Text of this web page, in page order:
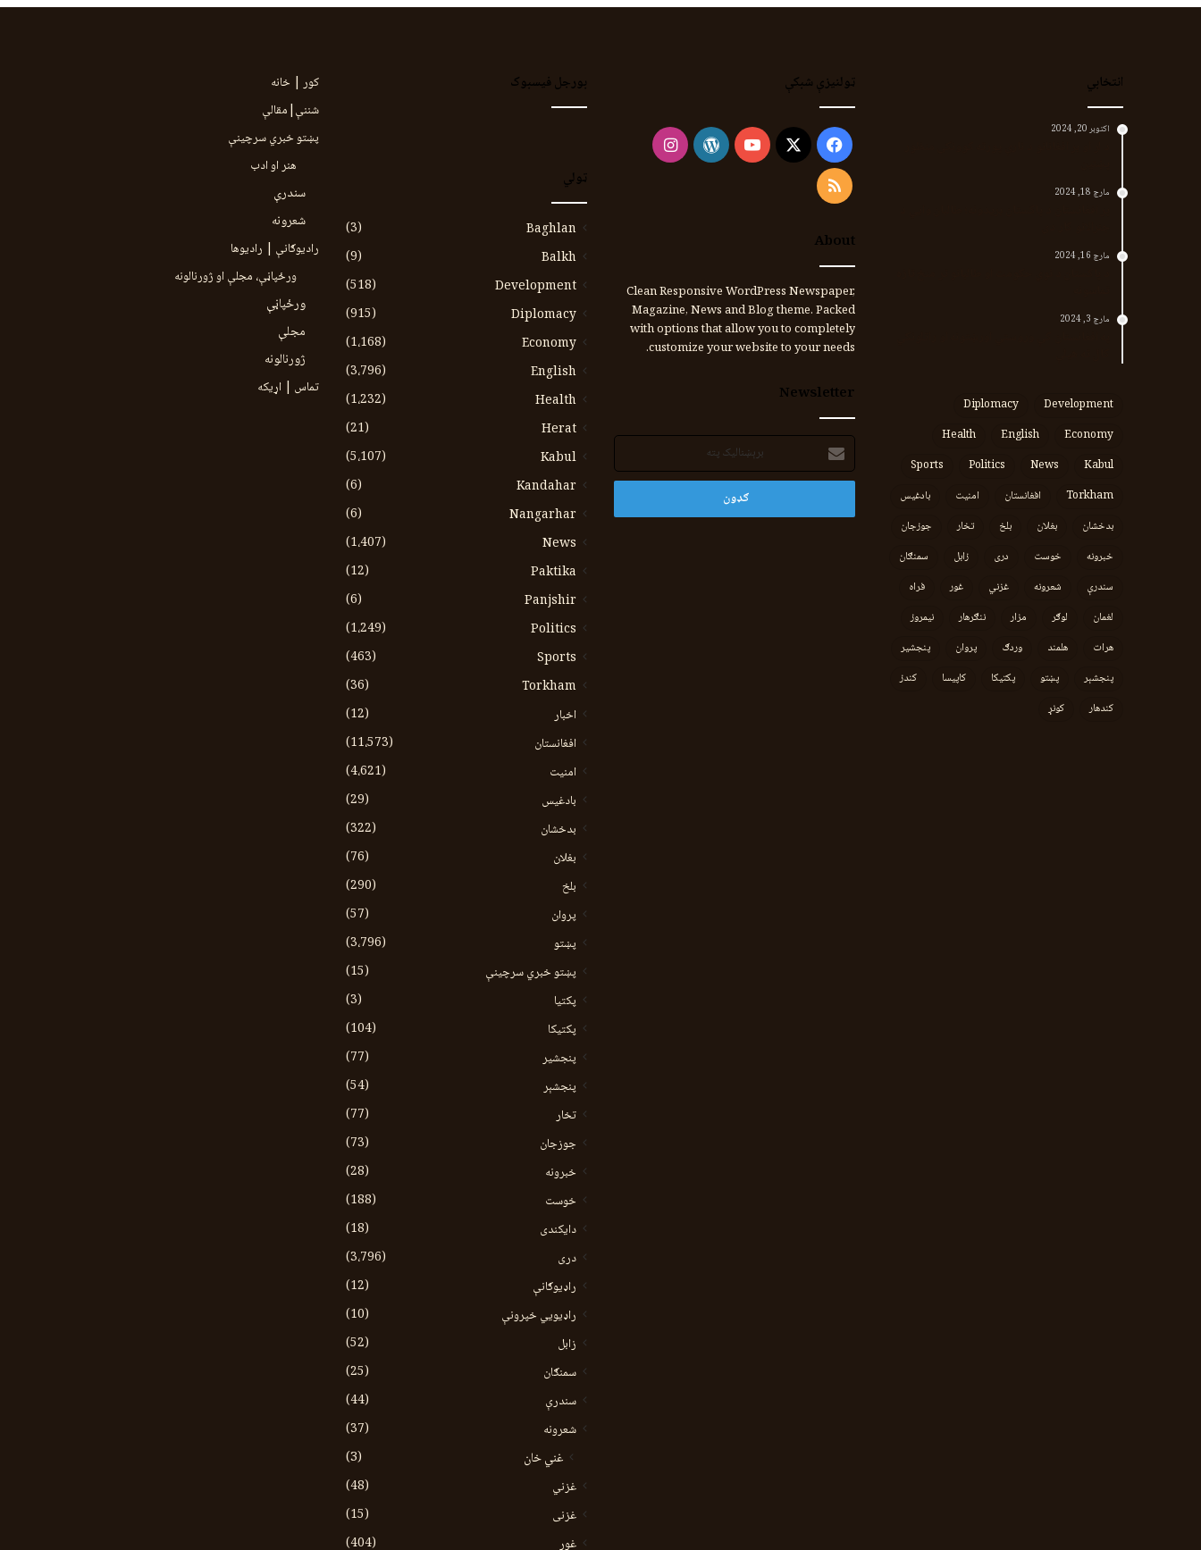
انتخابي
اکتوبر 20, 2024
مارچ 18, 2024
مارچ 16, 2024
مارچ 3, 2024
Development
Diplomacy
Economy
English
Health
Kabul
News
Politics
Sports
Torkham
افغانستان امنیت
بادغیس
بدخشان
بغلان بلخ تخار
جوزجان
خبرونه
خوست دری زابل
سمنګان
سندرې
شعرونه غزني غور
فراه
لغمان
لوګر مزار ننګرهار
نیمروز
هرات
هلمند وردګ پروان
پنجشیر
پنجشېر
پښتو پکتیکا کاپیسا
کندز
کندهار
کونړ
ټولنیزې شبکې
Facebook
X
YouTube
WordPress
Instagram
RSS
About
Clean Responsive WordPress Newspaper,
Magazine, News and Blog theme. Packed
with options that allow you to completely
customize your website to your needs.
Newsletter
برېښنالیک
پته
بورجل فیسبوک
ټولي
Baghlan
(3)
Balkh
(9)
Development
(518)
Diplomacy
(915)
Economy
(1،168)
English
(3،796)
Health
(1،232)
Herat
(21)
Kabul
(5،107)
Kandahar
(6)
Nangarhar
(6)
News
(1،407)
Paktika
(12)
Panjshir
(6)
Politics
(1،249)
Sports
(463)
Torkham
(36)
اخبار
(12)
افغانستان
(11،573)
امنیت
(4،621)
بادغیس
(29)
بدخشان
(322)
بغلان
(76)
بلخ
(290)
پروان
(57)
پښتو
(3،796)
پښتو خبري سرچينې
(15)
پکتيا
(3)
پکتیکا
(104)
پنجشیر
(77)
پنجشېر
(54)
تخار
(77)
جوزجان
(73)
خبرونه
(28)
خوست
(188)
دایکندی
(18)
دری
(3،796)
راډیوګانې
(12)
راډیويي خپرونې
(10)
زابل
(52)
سمنګان
(25)
سندرې
(44)
شعرونه
(37)
غني خان
(3)
غزني
(48)
غزنی
(15)
غور
(404)
کور | خانه
شننې|مقالې
پښتو خبري سرچينې
هنر او ادب
سندرې
شعرونه
رادیوګانې | رادیوها
ورځپاڼې، مجلې او ژورنالونه
ورځپاڼې
مجلې
ژورنالونه
تماس | اړیکه